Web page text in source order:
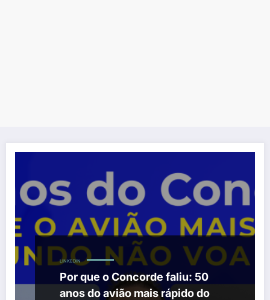
LINKEDIN
Por que o Concorde faliu: 50
anos do avião mais rápido do